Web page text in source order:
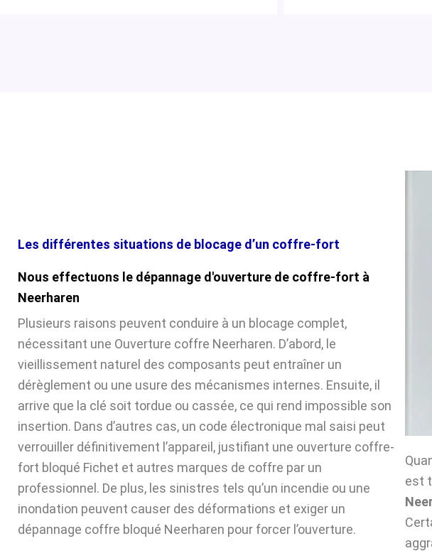
Les différentes situations de blocage d’un coffre-fort
Nous effectuons le dépannage d'ouverture de coffre-fort à
Neerharen
Plusieurs raisons peuvent conduire à un blocage complet,
nécessitant une Ouverture coffre Neerharen. D’abord, le
vieillissement naturel des composants peut entraîner un
dérèglement ou une usure des mécanismes internes. Ensuite, il
arrive que la clé soit tordue ou cassée, ce qui rend impossible son
insertion. Dans d’autres cas, un code électronique mal saisi peut
verrouiller définitivement l’appareil, justifiant une ouverture coffre-
fort bloqué Fichet et autres marques de coffre par un
professionnel. De plus, les sinistres tels qu’un incendie ou une
inondation peuvent causer des déformations et exiger un
dépannage coffre bloqué Neerharen pour forcer l’ouverture.
est